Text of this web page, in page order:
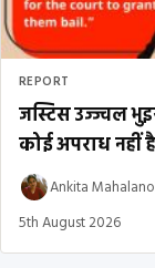
REPORT
जस्टिस उज्ज्वल
कोई अपराध नहीं
Ankita
5th August 2026